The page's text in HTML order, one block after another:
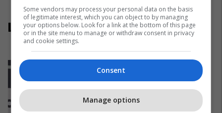
Liza Koshy
Some vendors may process your personal data on the basis
of legitimate interest, which you can object to by managing
your options below. Look for a link at the bottom of this page
or in the site menu to manage or withdraw consent in privacy
and cookie settings.
Consent
Manage options